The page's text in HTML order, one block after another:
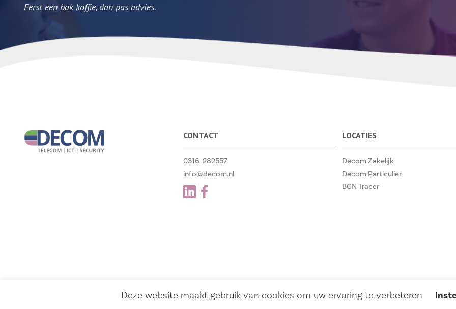
Eerst een bak koffie, dan pas advies.
CONTACT
0316-282557
info@decom.nl
LOCATIES
Decom Zakelijk
Decom Particulier
BCN Tracer
Algemene voorwaarden
Deze website maakt gebruik van cookies om uw ervaring te verbeteren